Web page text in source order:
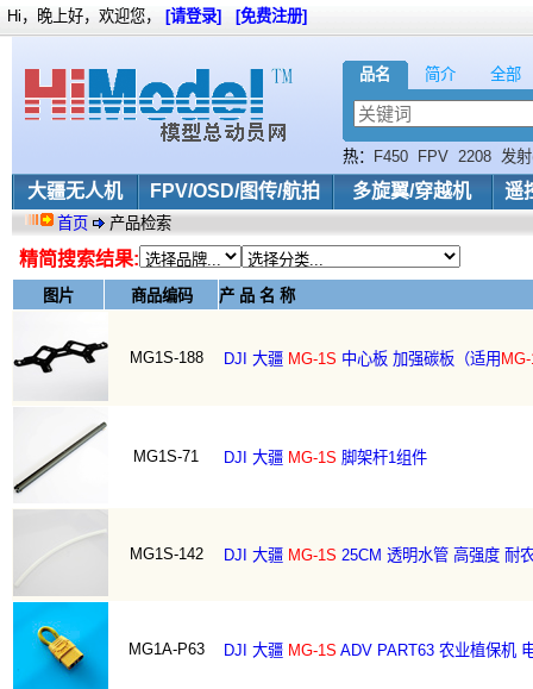
品名 简介 全部
热： F450 FPV 2208 发
MX 支架 Skywalker 精灵
大疆无人机 FPV/OSD/图传/航拍 多旋翼/穿越机 遥
Hi，晚上好，欢迎您， [请登录] [免费注册]
首页 产品检索
精简搜索结果:
图片 商品编码 产 品 名 称
MG1S-188 DJI 大疆 MG-1S 中心板 加强碳板（适用
MG1S-71 DJI 大疆 MG-1S 脚架杆1组件
MG1S-142 DJI 大疆 MG-1S 25CM 透明水管 高强度 耐
MG1A-P63 DJI 大疆 MG-1S ADV PART63 农业植保机